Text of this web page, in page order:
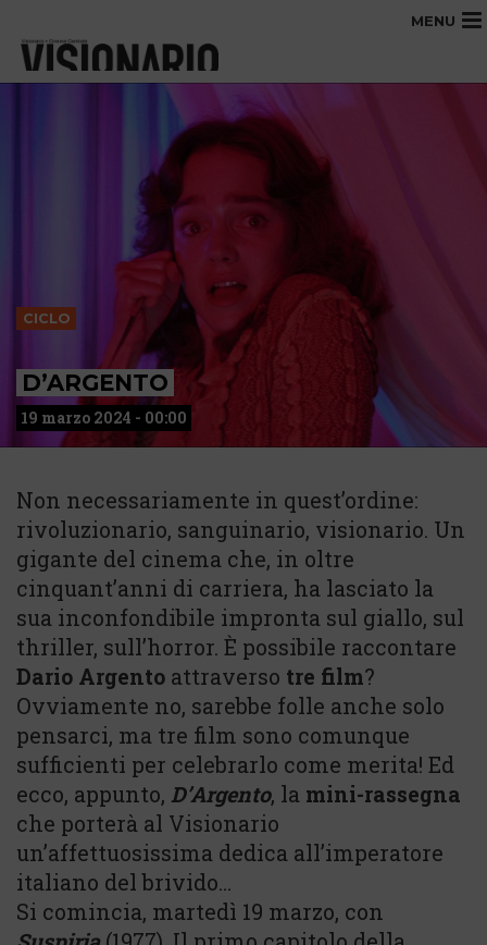
MENU
CICLO
D’ARGENTO
19 marzo 2024 - 00:00
Non necessariamente in quest’ordine:
rivoluzionario, sanguinario, visionario. Un
gigante del cinema che, in oltre
cinquant’anni di carriera, ha lasciato la
sua inconfondibile impronta sul giallo, sul
thriller, sull’horror. È possibile raccontare
Dario Argento attraverso tre film?
Ovviamente no, sarebbe folle anche solo
pensarci, ma tre film sono comunque
sufficienti per celebrarlo come merita! Ed
ecco, appunto, D’Argento, la mini-rassegna
che porterà al Visionario
un’affettuosissima dedica all’imperatore
italiano del brivido…
Si comincia, martedì 19 marzo, con